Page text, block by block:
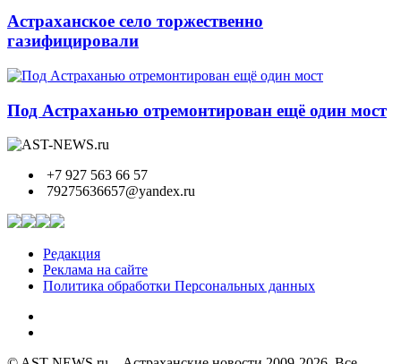
Астраханское село торжественно
газифицировали
Под Астраханью отремонтирован ещё один мост
+7 927 563 66 57
79275636657@yandex.ru
Редакция
Реклама на сайте
Политика обработки Персональных данных